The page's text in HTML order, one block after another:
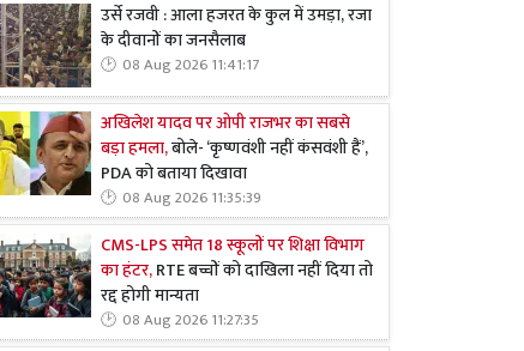
उर्से रजवी : आला हजरत के कुल में उमड़ा, रजा
के दीवानों का जनसैलाब
08 Aug 2026 11:41:17
अखिलेश यादव पर ओपी राजभर का सबसे
बड़ा हमला,बोले- ‘कृष्णवंशी नहीं कंसवंशी हैं’,
PDA को बताया दिखावा
08 Aug 2026 11:35:39
CMS-LPS समेत 18 स्कूलों पर शिक्षा विभाग
का हंटर,RTE बच्चों को दाखिला नहीं दिया तो
रद्द होगी मान्यता
08 Aug 2026 11:27:35